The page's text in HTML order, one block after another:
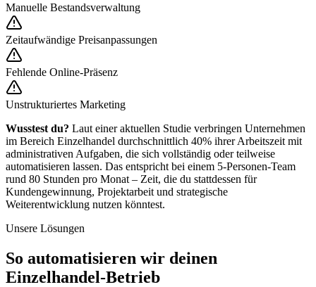
Manuelle Bestandsverwaltung
Zeitaufwändige Preisanpassungen
Fehlende Online-Präsenz
Unstrukturiertes Marketing
Wusstest du? Laut einer aktuellen Studie verbringen Unternehmen
im Bereich Einzelhandel durchschnittlich 40% ihrer Arbeitszeit mit
administrativen Aufgaben, die sich vollständig oder teilweise
automatisieren lassen. Das entspricht bei einem 5-Personen-Team
rund 80 Stunden pro Monat – Zeit, die du stattdessen für
Kundengewinnung, Projektarbeit und strategische
Weiterentwicklung nutzen könntest.
Unsere Lösungen
So automatisieren wir deinen
Einzelhandel-Betrieb